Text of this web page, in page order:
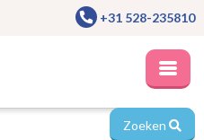
+31 528-235810
Zoeken